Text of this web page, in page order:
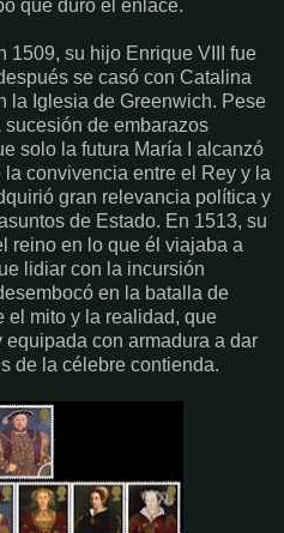
que duró el enlace.
1509, su hijo Enrique VIII fue
se casó con Catalina
la Iglesia de Greenwich. Pese
de embarazos
solo la futura María I alcanzó
convivencia entre el Rey y la
gran relevancia política y
de Estado. En 1513, su
reino en lo que él viajaba a
lidiar con la incursión
en la batalla de
el mito y la realidad, que
con armadura a dar
de la célebre contienda.